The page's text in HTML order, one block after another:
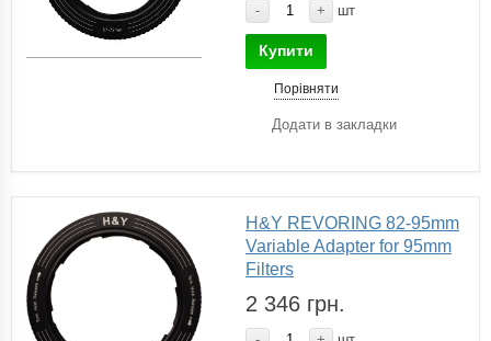
- + шт
Купити
Порівняти
Додати в закладки
H&Y REVORING 82-95mm
Variable Adapter for 95mm
Filters
2 346 грн.